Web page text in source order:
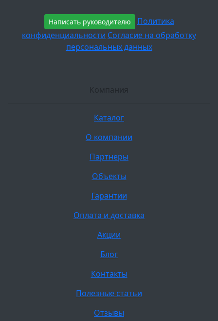
Написать руководителю
Политика
конфиденциальности Согласие на обработку
персональных данных
Компания
Каталог
О компании
Партнеры
Объекты
Гарантии
Оплата и доставка
Акции
Блог
Контакты
Полезные статьи
Отзывы